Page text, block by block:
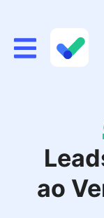
ao